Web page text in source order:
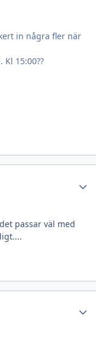
in några fler när
15:00??
passar väl med